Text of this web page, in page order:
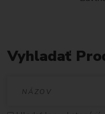
Vyhladať